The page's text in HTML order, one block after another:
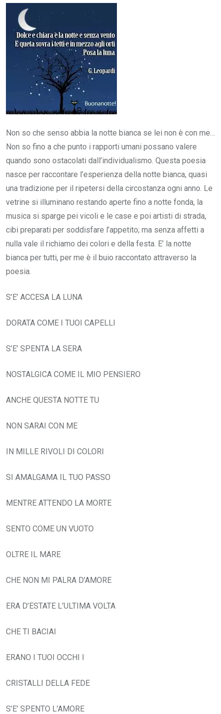
Non so che senso abbia la notte bianca se lei non è con me…
Non so fino a che punto i rapporti umani possano valere
quando sono ostacolati dall’individualismo. Questa poesia
nasce per raccontare l’esperienza della notte bianca, quasi
una tradizione per il ripetersi della circostanza ogni anno. Le
vetrine si illuminano restando aperte fino a notte fonda, la
musica si sparge pei vicoli e le case e poi artisti di strada,
cibi preparati per soddisfare l’appetito; ma senza affetti a
nulla vale il richiamo dei colori e della festa. E’ la notte
bianca per tutti, per me è il buio raccontato attraverso la
poesia.
S’E’ ACCESA LA LUNA
DORATA COME I TUOI CAPELLI
S’E’ SPENTA LA SERA
NOSTALGICA COME IL MIO PENSIERO
ANCHE QUESTA NOTTE TU
NON SARAI CON ME
IN MILLE RIVOLI DI COLORI
SI AMALGAMA IL TUO PASSO
MENTRE ATTENDO LA MORTE
SENTO COME UN VUOTO
OLTRE IL MARE
CHE NON MI PALRA D’AMORE
ERA D’ESTATE L’ULTIMA VOLTA
CHE TI BACIAI
ERANO I TUOI OCCHI I
CRISTALLI DELLA FEDE
S’E’ SPENTO L’AMORE